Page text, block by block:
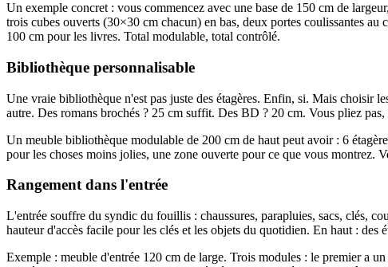
Un exemple concret : vous commencez avec une base de 150 cm de
trois cubes ouverts (30×30 cm chacun) en bas, deux portes coulissantes
100 cm pour les livres. Total modulable, total contrôlé.
Bibliothèque personnalisable
Une vraie bibliothèque n'est pas juste des étagères. Enfin, si. Mais choisir
autre. Des romans brochés ? 25 cm suffit. Des BD ? 20 cm. Vous pliez pas,
Un meuble bibliothèque modulable de 200 cm de haut peut avoir : 6
pour les choses moins jolies, une zone ouverte pour ce que vous montrez.
Rangement dans l'entrée
L'entrée souffre du syndic du fouillis : chaussures, parapluies, sacs, clés,
hauteur d'accès facile pour les clés et les objets du quotidien. En haut : des
Exemple : meuble d'entrée 120 cm de large. Trois modules : le premier a